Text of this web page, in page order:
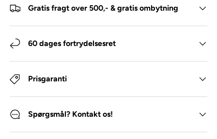
Gratis fragt over 500,- & gratis ombytning
60 dages fortrydelsesret
Prisgaranti
Spørgsmål? Kontakt os!